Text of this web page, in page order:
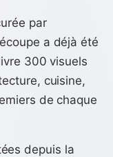
par
a déjà été
300 visuels
cuisine,
de chaque
depuis la